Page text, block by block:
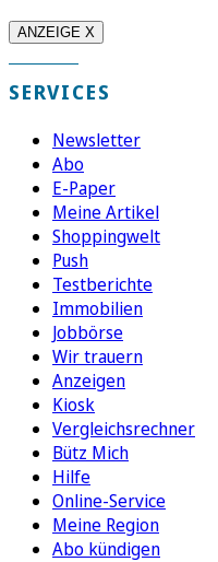
ANZEIGE X
SERVICES
Newsletter
Abo
E-Paper
Meine Artikel
Shoppingwelt
Push
Testberichte
Immobilien
Jobbörse
Wir trauern
Anzeigen
Kiosk
Vergleichsrechner
Bütz Mich
Hilfe
Online-Service
Meine Region
Abo kündigen